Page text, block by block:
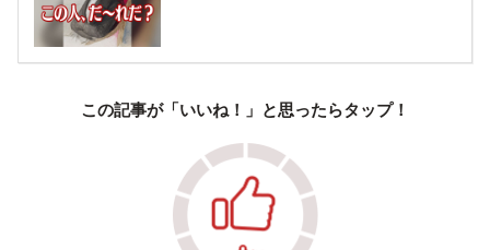
この記事が「いいね！」と思ったらタップ！